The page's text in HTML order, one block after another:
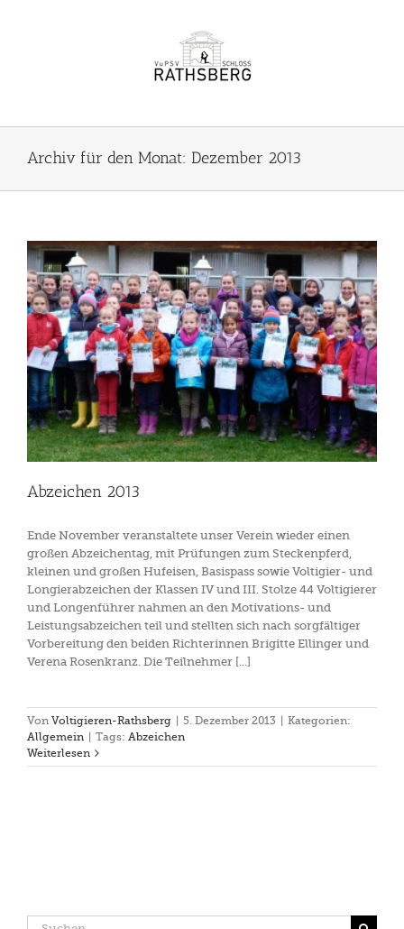
Archiv für den Monat: Dezember 2013
Abzeichen 2013
Ende November veranstaltete unser Verein wieder einen
großen Abzeichentag, mit Prüfungen zum Steckenpferd,
kleinen und großen Hufeisen, Basispass sowie Voltigier- und
Longierabzeichen der Klassen IV und III. Stolze 44 Voltigierer
und Longenführer nahmen an den Motivations- und
Leistungsabzeichen teil und stellten sich nach sorgfältiger
Vorbereitung den beiden Richterinnen Brigitte Ellinger und
Verena Rosenkranz. Die Teilnehmer [...]
Von Voltigieren-Rathsberg 5. Dezember 2013
Kategorien:
Allgemein
Tags: Abzeichen
Weiterlesen
Suche